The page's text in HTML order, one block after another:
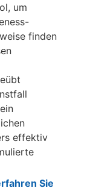
um
finden
effektiv
Sie